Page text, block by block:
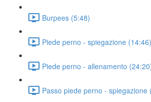
Burpees (5:48)
Piede perno - spiegazione (14:46)
Piede perno - allenamento
Passo piede perno - spiegazione